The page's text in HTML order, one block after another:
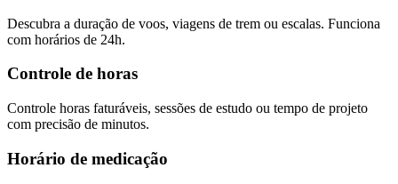
Descubra a duração de voos, viagens de trem ou escalas. Funciona
com horários de 24h.
Controle de horas
Controle horas faturáveis, sessões de estudo ou tempo de projeto
com precisão de minutos.
Horário de medicação